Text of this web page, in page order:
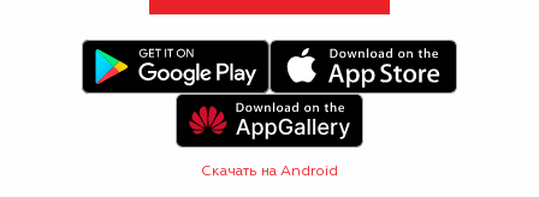
Скачать на Android